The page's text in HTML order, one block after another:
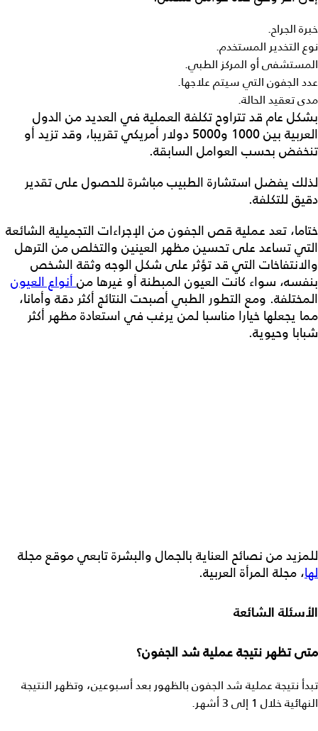
خبرة الجراح.
نوع التخدير المستخدم.
المستشفى أو المركز الطبي.
عدد الجفون التي سيتم علاجها.
مدى تعقيد الحالة.
بشكل عام قد تتراوح تكلفة العملية في العديد من الدول
العربية بين 1000 و5000 دولار أمريكي تقريبا، وقد تزيد أو
تنخفض بحسب العوامل السابقة.
لذلك يفضل استشارة الطبيب مباشرة للحصول على تقدير
دقيق للتكلفة.
ختاما، تعد عملية قص الجفونمن الإجراءات التجميلية الشائعة
التي تساعد على تحسين مظهر العينين والتخلص من الترهل
والانتفاخات التي قد تؤثر على شكل الوجه وثقة الشخص
بنفسه، سواء كانت العيون المبطنة أو غيرها منأنواع العيون
المختلفة. ومع التطور الطبي أصبحت النتائج أكثر دقة وأمانا،
مما يجعلها خيارا مناسبا لمن يرغب في استعادة مظهر أكثر
شبابا وحيوية.
للمزيد من نصائح العناية بالجمال والبشرة تابعي موقع مجلة
لها، مجلة المرأة العربية.
الأسئلة الشائعة
متى تظهر نتيجة عملية شد الجفون؟
تبدأ نتيجة عملية شد الجفون بالظهور بعد أسبوعين، وتظهر النتيجة
النهائية خلال 1 إلى 3 أشهر.